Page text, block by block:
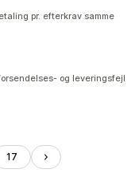
pr. efterkrav samme
og leveringsfejl
17